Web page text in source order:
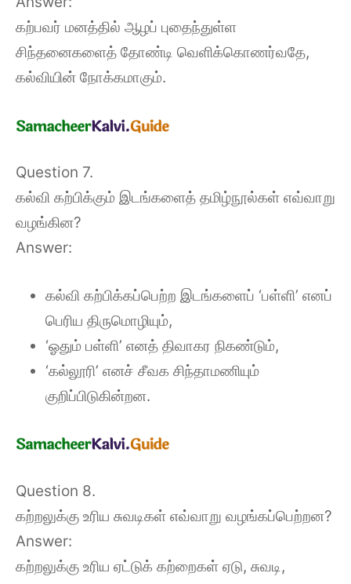
கற்பவர் மனத்தில் ஆழப் புதைந்துள்ள
சிந்தனைகளைத் தோண்டி வெளிக்கொணர்வதே,
கல்வியின் நோக்கமாகும்.
Question 7.
கல்வி கற்பிக்கும் இடங்களைத் தமிழ்நூல்கள் எவ்வாறு
வழங்கின?
Answer:
கல்வி கற்பிக்கப்பெற்ற இடங்களைப் ‘பள்ளி’ எனப்
பெரிய திருமொழியும்,
‘ஓதும் பள்ளி’ எனத் திவாகர நிகண்டும்,
‘கல்லூரி’ எனச் சீவக சிந்தாமணியும்
குறிப்பிடுகின்றன.
Question 8.
கற்றலுக்கு உரிய சுவடிகள் எவ்வாறு வழங்கப்பெற்றன?
Answer:
கற்றலுக்கு உரிய ஏட்டுக் கற்றைகள் ஏடு, சுவடி,